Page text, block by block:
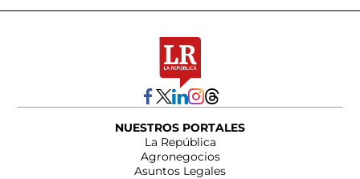
NUESTROS PORTALES
La República
Agronegocios
Asuntos Legales